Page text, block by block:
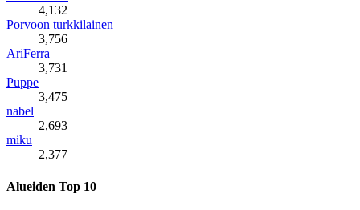
4,132
Porvoon turkkilainen
3,756
AriFerra
3,731
Puppe
3,475
nabel
2,693
miku
2,377
Alueiden Top 10